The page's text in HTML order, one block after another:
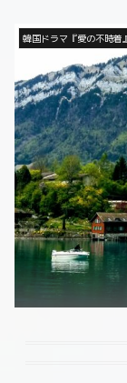
韓国ドラマ『愛の不時着